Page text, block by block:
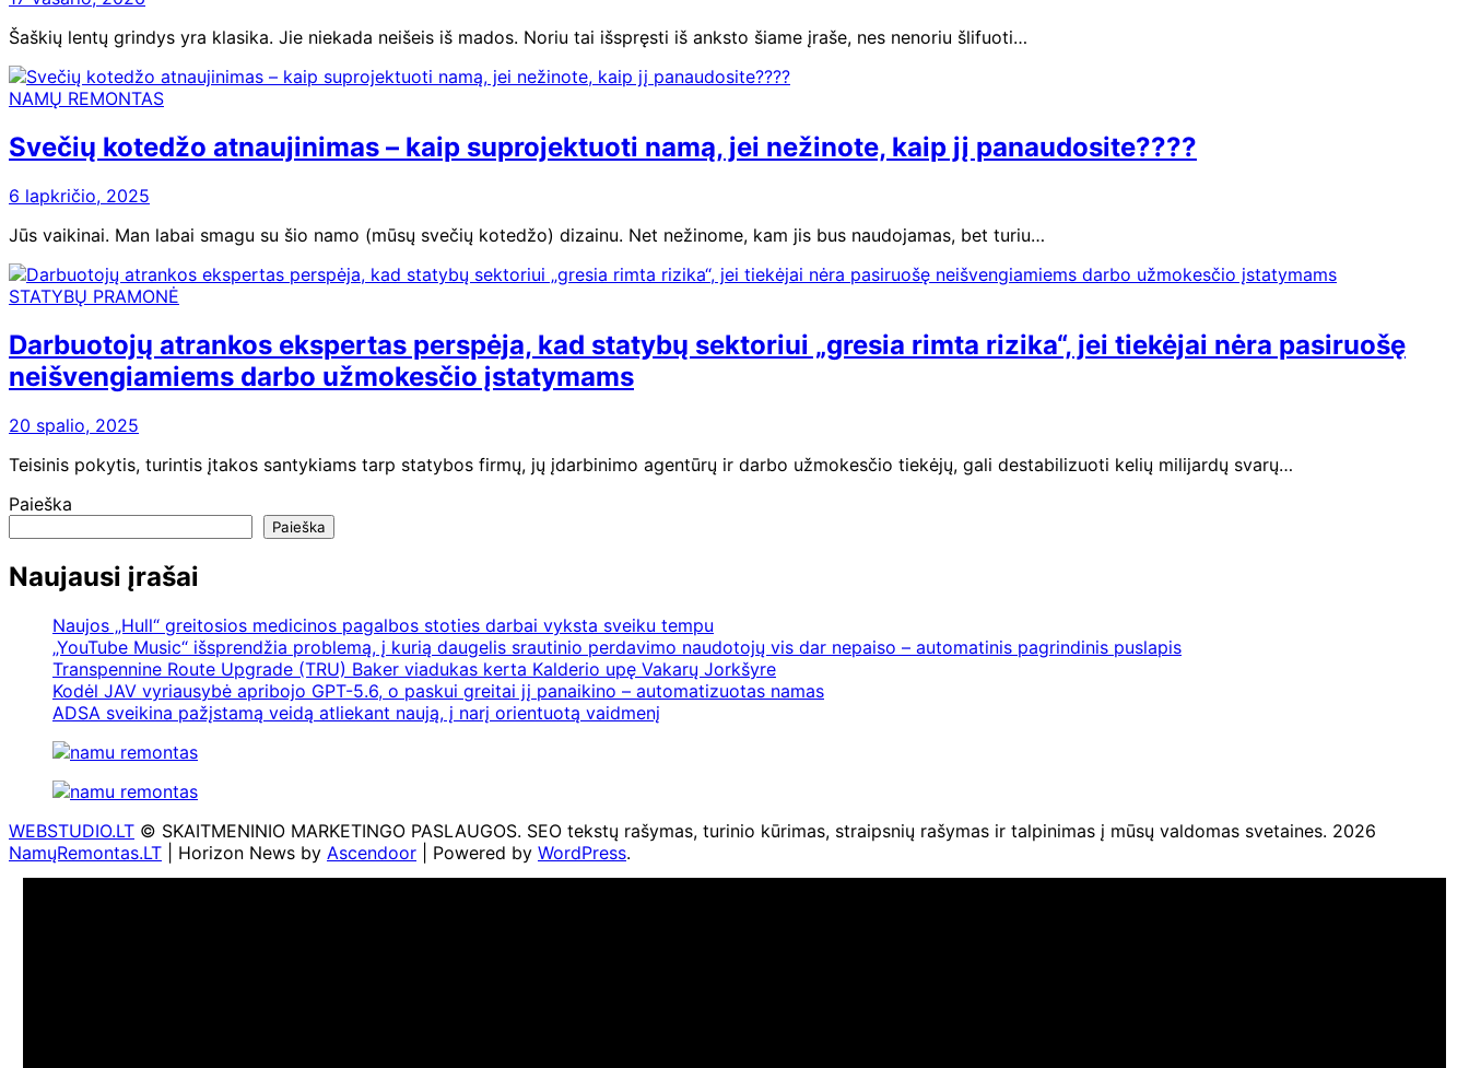
Šaškių lentų grindys yra klasika. Jie niekada neišeis iš mados. Noriu tai išspręsti iš anksto šiame įraše, nes nenoriu šlifuoti…
NAMŲ REMONTAS
Svečių kotedžo atnaujinimas – kaip suprojektuoti namą, jei nežinote, kaip jį panaudosite????
6 lapkričio, 2025
Jūs vaikinai. Man labai smagu su šio namo (mūsų svečių kotedžo) dizainu. Net nežinome, kam jis bus naudojamas, bet turiu…
STATYBŲ PRAMONĖ
Darbuotojų atrankos ekspertas perspėja, kad statybų sektoriui „gresia rimta rizika“, jei tiekėjai nėra pasiruošę
neišvengiamiems darbo užmokesčio įstatymams
20 spalio, 2025
Teisinis pokytis, turintis įtakos santykiams tarp statybos firmų, jų įdarbinimo agentūrų ir darbo užmokesčio tiekėjų, gali destabilizuoti kelių milijardų svarų…
Paieška
Paieška
Naujausi įrašai
Naujos „Hull“ greitosios medicinos pagalbos stoties darbai vyksta sveiku tempu
„YouTube Music“ išsprendžia problemą, į kurią daugelis srautinio perdavimo naudotojų vis dar nepaiso – automatinis pagrindinis puslapis
Transpennine Route Upgrade (TRU) Baker viadukas kerta Kalderio upę Vakarų Jorkšyre
Kodėl JAV vyriausybė apribojo GPT-5.6, o paskui greitai jį panaikino – automatizuotas namas
ADSA sveikina pažįstamą veidą atliekant naują, į narį orientuotą vaidmenį
WEBSTUDIO.LT © SKAITMENINIO MARKETINGO PASLAUGOS. SEO tekstų rašymas, turinio kūrimas, straipsnių rašymas ir talpinimas į mūsų valdomas svetaines. 2026
NamųRemontas.LT | Horizon News by Ascendoor | Powered by WordPress.